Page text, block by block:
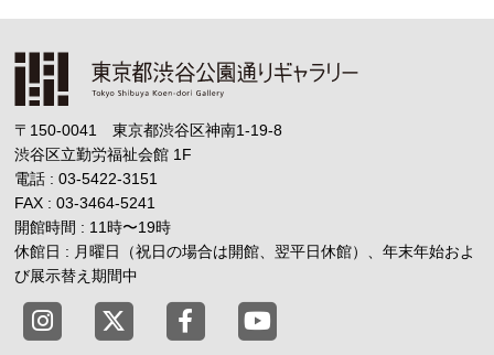
〒150-0041 東京都渋谷区神南1-19-8
渋谷区立勤労福祉会館 1F
電話 : 03-5422-3151
FAX : 03-3464-5241
開館時間 : 11時〜19時
休館日 : 月曜日（祝日の場合は開館、翌平日休館）、年末年始およ
び展示替え期間中
東京都渋谷公園通りギャラリー X
東京都渋谷公園通りギャラリー
東京都渋谷公園通りギャ